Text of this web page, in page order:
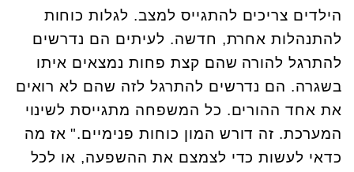
הילדים צריכים להתגייס למצב. לגלות כוחות
להתנהלות אחרת, חדשה. לעיתים הם נדרשים
להתרגל להורה שהם קצת פחות נמצאים איתו
בשגרה. הם נדרשים להתרגל לזה שהם לא רואים
את אחד ההורים. כל המשפחה מתגייסת לשינוי
המערכת. זה דורש המון כוחות פנימיים." אז מה
כדאי לעשות כדי לצמצם את ההשפעה, או לכל